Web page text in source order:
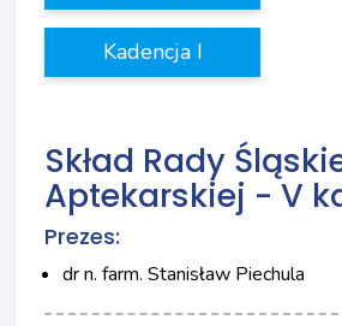
Kadencja I
Skład Rady
Aptekarskiej - V
Prezes:
dr n. farm. Stanisław Piechula